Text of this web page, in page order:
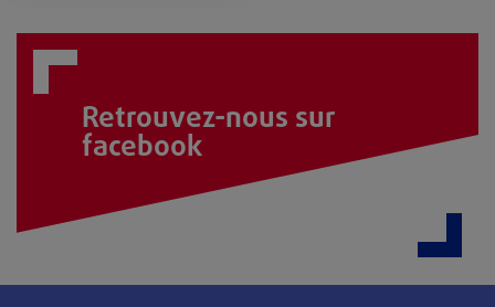
Retrouvez-nous sur
facebook